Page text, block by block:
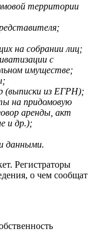
территории
на собрании лиц;
с
имуществе;
(выписки из ЕГРН);
на придомовую
аренды, акт
и др.);
данными.
Регистраторы
о чем сообщат